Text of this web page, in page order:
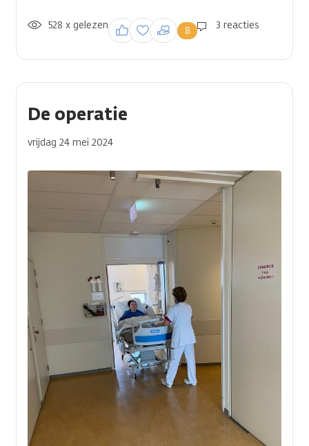
3 reacties
8
Inloggen om een
reactie te plaatsen
528 x gelezen
De operatie
vrijdag 24 mei 2024